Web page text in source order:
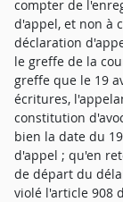
compter de
d'appel, et non à
déclaration
le greffe de la
greffe que le 19
écritures,
constitution
bien la date du
d'appel ; qu'en
de départ du
violé l'article 908